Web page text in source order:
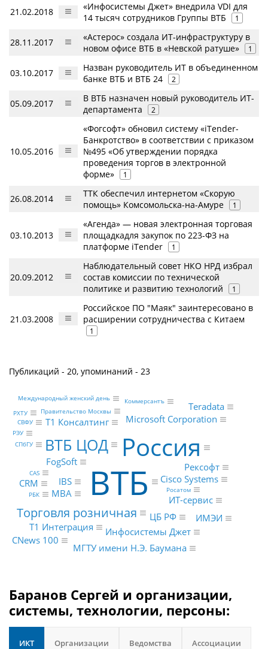
21.02.2018
«Инфосистемы Джет» внедрила VDI для
14 тысяч сотрудников Группы ВТБ
1
28.11.2017
«Астерос» создала ИТ-инфраструктуру в
новом офисе ВТБ в «Невской ратуше»
1
03.10.2017
Назван руководитель ИТ в объединенном
банке ВТБ и ВТБ 24
2
05.09.2017
В ВТБ назначен новый руководитель ИТ-
департамента
2
10.05.2016
«Фогсофт» обновил систему «iTender-
Банкротство» в соответствии с приказом
№495 «Об утверждении порядка
проведения торгов в электронной
форме»
1
26.08.2014
ТТК обеспечил интернетом «Скорую
помощь» Комсомольска-на-Амуре
1
03.10.2013
«Агенда» — новая электронная торговая
площадкадля закупок по 223-ФЗ на
платформе iTender
1
20.09.2012
Наблюдательный совет НКО НРД избрал
состав комиссии по технической
политике и развитию технологий
1
21.03.2008
Российское ПО "Маяк" заинтересовано в
расширении сотрудничества с Китаем
1
Публикаций - 20, упоминаний - 23
ВТБ
Россия
ВТБ ЦОД
Торговля розничная
Т1 Интеграция
Microsoft Corporation
ЦБ РФ
ИТ-сервис
Т1 Консалтинг
FogSoft
Cisco Systems
IBS
Инфосистемы Джет
Рексофт
Teradata
MBA
CRM
CNews 100
ИМЭИ
МГТУ имени Н.Э. Баумана
Правительство Москвы
Росатом
РБК
Коммерсантъ
СВФУ
CAS
РХТУ
РЭУ
СПбГУ
Международный женский день
Баранов Сергей и организации,
системы, технологии, персоны:
ИКТ Организации Ведомства Ассоциации